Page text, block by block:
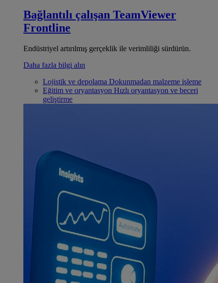
Bağlantılı çalışan TeamViewer
Frontline
Endüstriyel artırılmış gerçeklik ile verimliliği sürdürün.
Daha fazla bilgi alın
Lojistik ve depolama Dokunmadan malzeme işleme
Eğitim ve oryantasyon Hızlı oryantasyon ve beceri
geliştirme